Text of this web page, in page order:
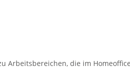
die im